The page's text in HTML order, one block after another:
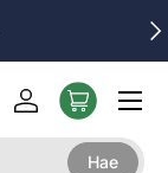
Hae
Kirjaudu sisään
Valikko